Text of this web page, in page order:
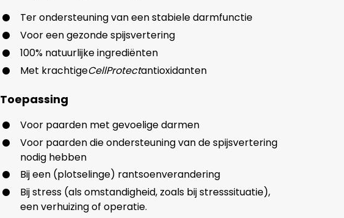
Ter ondersteuning van een stabiele darmfunctie
Voor een gezonde spijsvertering
100% natuurlijke ingrediënten
Met krachtigeCellProtectantioxidanten
Toepassing
Voor paarden met gevoelige darmen
Voor paarden die ondersteuning van de spijsvertering
nodig hebben
Bij een (plotselinge) rantsoenverandering
Bij stress (als omstandigheid, zoals bij stresssituatie),
een verhuizing of operatie.